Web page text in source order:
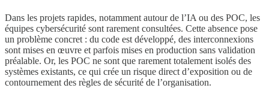
Dans les projets rapides, notamment autour de l’IA ou des POC, les
équipes cybersécurité sont rarement consultées. Cette absence pose
un problème concret : du code est développé, des interconnexions
sont mises en œuvre et parfois mises en production sans validation
préalable. Or, les POC ne sont que rarement totalement isolés des
systèmes existants, ce qui crée un risque direct d’exposition ou de
contournement des règles de sécurité de l’organisation.